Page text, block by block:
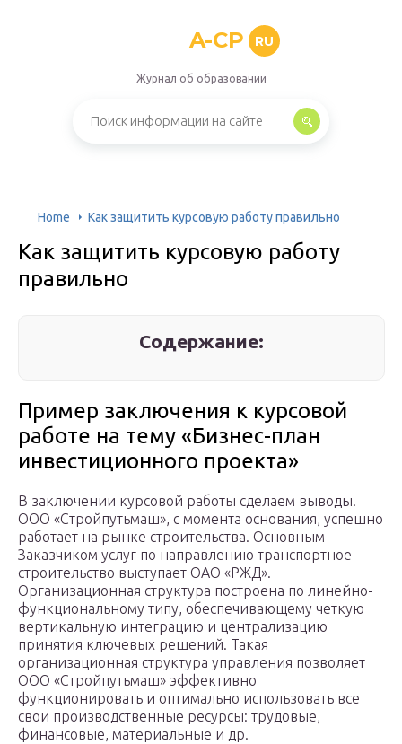
A-CP RU
Журнал об образовании
Home Как защитить курсовую работу правильно
Как защитить курсовую работу
правильно
Содержание:
Пример заключения к курсовой
работе на тему «Бизнес-план
инвестиционного проекта»
В заключении курсовой работы сделаем выводы.
ООО «Стройпутьмаш», с момента основания, успешно
работает на рынке строительства. Основным
Заказчиком услуг по направлению транспортное
строительство выступает ОАО «РЖД».
Организационная структура построена по линейно-
функциональному типу, обеспечивающему четкую
вертикальную интеграцию и централизацию
принятия ключевых решений. Такая
организационная структура управления позволяет
ООО «Стройпутьмаш» эффективно
функционировать и оптимально использовать все
свои производственные ресурсы: трудовые,
финансовые, материальные и др.